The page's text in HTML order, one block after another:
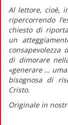
Al lettore, cioè,
ripercorrendo
chiesto di
un
di dimorare
«generare …
bisognosa di
Cristo.
Originale in